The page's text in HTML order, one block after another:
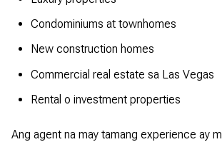
Condominiums at townhomes
New construction homes
Commercial real estate sa Las Vegas
Rental o investment properties
Ang agent na may tamang experience ay